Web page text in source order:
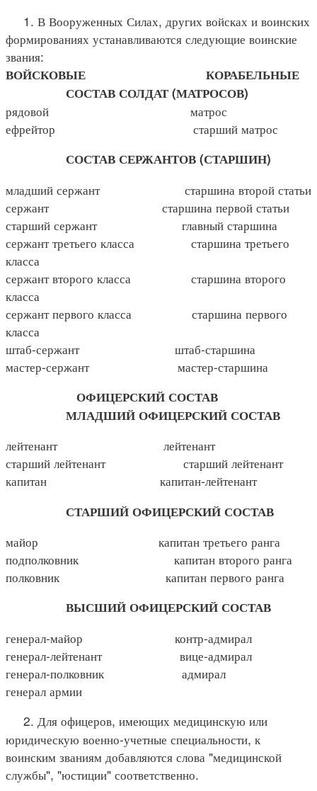
1. В Вооруженных Силах, других войсках и воинских
формированиях устанавливаются следующие воинские
звания:
ВОЙСКОВЫЕ КОРАБЕЛЬНЫЕ
СОСТАВ СОЛДАТ (МАТРОСОВ)
рядовой матрос
ефрейтор старший матрос
СОСТАВ СЕРЖАНТОВ (СТАРШИН)
младший сержант старшина второй статьи
сержант старшина первой статьи
старший сержант главный старшина
сержант третьего класса старшина третьего
класса
сержант второго класса старшина второго
класса
сержант первого класса старшина первого
класса
штаб-сержант штаб-старшина
мастер-сержант мастер-старшина
ОФИЦЕРСКИЙ СОСТАВ
МЛАДШИЙ ОФИЦЕРСКИЙ СОСТАВ
лейтенант лейтенант
старший лейтенант старший лейтенант
капитан капитан-лейтенант
СТАРШИЙ ОФИЦЕРСКИЙ СОСТАВ
майор капитан третьего ранга
подполковник капитан второго ранга
полковник капитан первого ранга
ВЫСШИЙ ОФИЦЕРСКИЙ СОСТАВ
генерал-майор контр-адмирал
генерал-лейтенант вице-адмирал
генерал-полковник адмирал
генерал армии
2. Для офицеров, имеющих медицинскую или
юридическую военно-учетные специальности, к
воинским званиям добавляются слова "медицинской
службы", "юстиции" соответственно.